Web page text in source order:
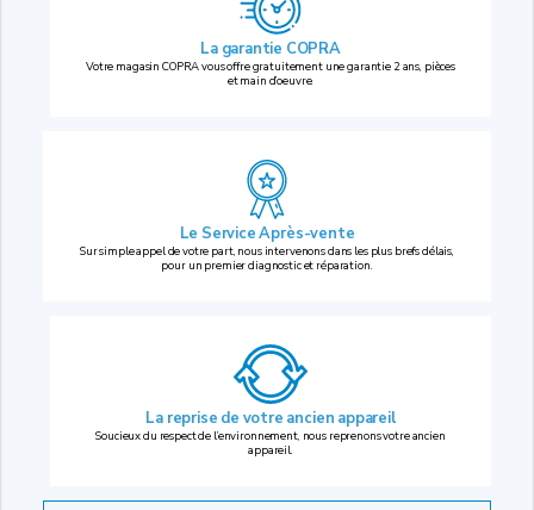
La garantie COPRA
Votre magasin COPRA vous offre gratuitement une garantie 2 ans, pièces
et main d’oeuvre.
Le Service Après-vente
Sur simple appel de votre part, nous intervenons dans les plus brefs délais,
pour un premier diagnostic et réparation.
La reprise de votre ancien appareil
Soucieux du respect de l’environnement, nous reprenons votre ancien
appareil.